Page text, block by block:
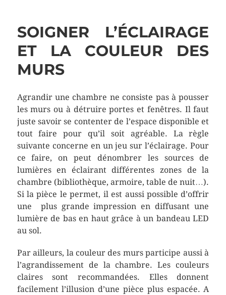
SOIGNER L’ÉCLAIRAGE
ET LA COULEUR DES
MURS
Agrandir une chambre ne consiste pas à pousser
les murs ou à détruire portes et fenêtres. Il faut
juste savoir se contenter de l’espace disponible et
tout faire pour qu’il soit agréable. La règle
suivante concerne en un jeu sur l’éclairage. Pour
ce faire, on peut dénombrer les sources de
lumières en éclairant différentes zones de la
chambre (bibliothèque, armoire, table de nuit…).
Si la pièce le permet, il est aussi possible d’offrir
une plus grande impression en diffusant une
lumière de bas en haut grâce à un bandeau LED
au sol.
Par ailleurs, la couleur des murs participe aussi à
l’agrandissement de la chambre. Les couleurs
claires sont recommandées. Elles donnent
facilement l’illusion d’une pièce plus espacée. A